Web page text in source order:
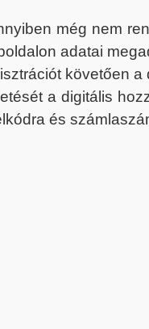
még nem
adatai
követően
a digitális
és